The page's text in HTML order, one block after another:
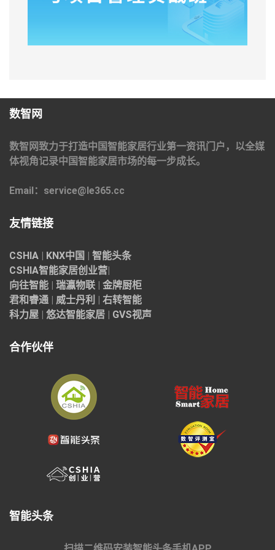
数智网
数智网致力于打造中国智能家居行业第一资讯门户，以全媒
体视角记录中国智能家居市场的每一步成长。
Email：service@le365.cc
友情链接
CSHIA KNX中国
智能头条
CSHIA智能家居创业营
向往智能
瑞瀛物联
金牌厨柜
君和睿通
威士丹利
右转智能
科力屋
悠达智能家居 GVS视声
合作伙伴
智能头条